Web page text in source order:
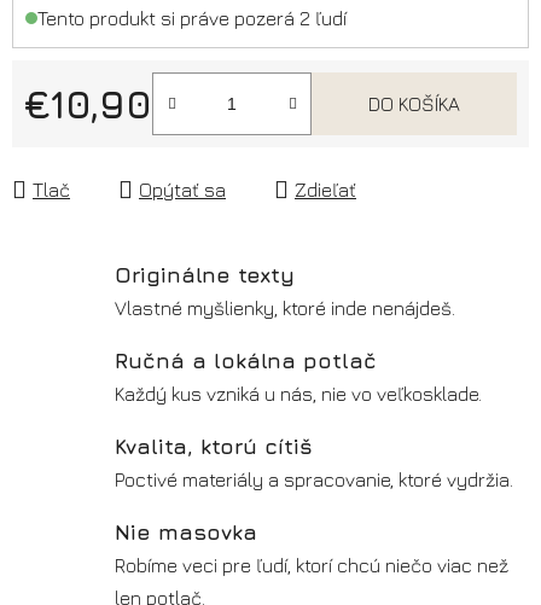
Tento produkt si práve pozerá 2 ľudí
€10,90
Jednotková cena:
DO KOŠÍKA
Tlač Opýtať sa Zdieľať
Originálne texty
Vlastné myšlienky, ktoré inde nenájdeš.
Ručná a lokálna potlač
Každý kus vzniká u nás, nie vo veľkosklade.
Kvalita, ktorú cítiš
Poctivé materiály a spracovanie, ktoré vydržia.
Nie masovka
Robíme veci pre ľudí, ktorí chcú niečo viac než
len potlač.